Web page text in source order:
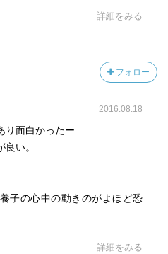
、ミヤベ作品としてはやや寂
さや文庫の手軽さに欠ける
詳細をみる
フォロー
2016.08.18
り面白かったー
い。
子の心中の動きのがよほど恐
詳細をみる